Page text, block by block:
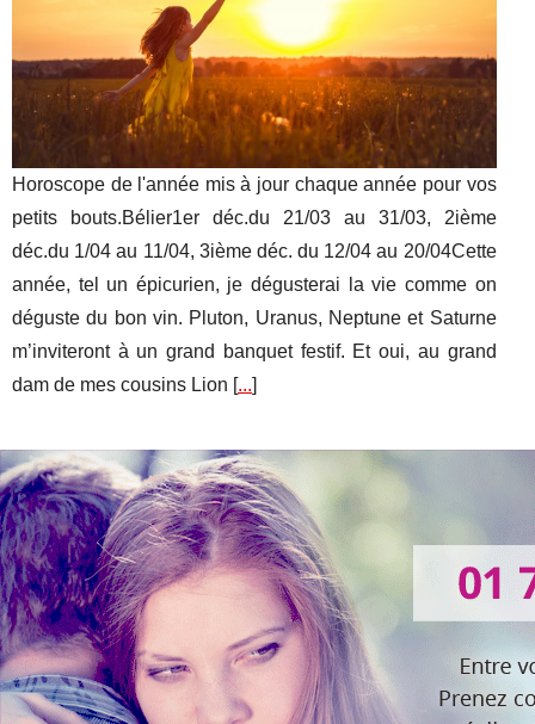
Horoscope de l'année mis à jour chaque année pour vos
petits bouts.Bélier1er déc.du 21/03 au 31/03, 2ième
déc.du 1/04 au 11/04, 3ième déc. du 12/04 au 20/04Cette
année, tel un épicurien, je dégusterai la vie comme on
déguste du bon vin. Pluton, Uranus, Neptune et Saturne
m’inviteront à un grand banquet festif. Et oui, au grand
dam de mes cousins Lion [...]